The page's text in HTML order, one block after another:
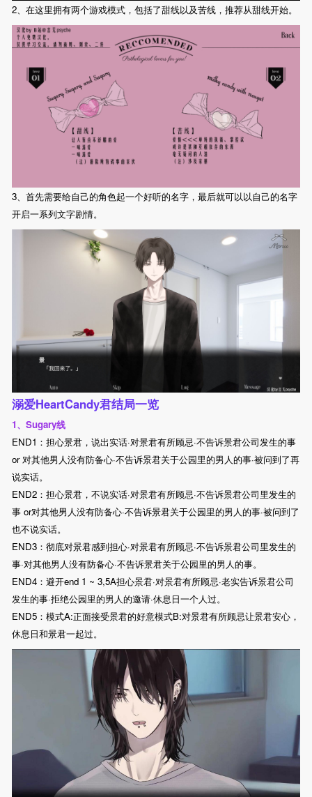
2、在这里拥有两个游戏模式，包括了甜线以及苦线，推荐从甜线开始。
3、首先需要给自己的角色起一个好听的名字，最后就可以以自己的名字
开启一系列文字剧情。
溺爱HeartCandy君结局一览
1、Sugary线
END1：担心景君，说出实话·对景君有所顾忌·不告诉景君公司发生的事
or 对其他男人没有防备心·不告诉景君关于公园里的男人的事·被问到了再
说实话。
END2：担心景君，不说实话·对景君有所顾忌·不告诉景君公司里发生的
事 or对其他男人没有防备心·不告诉景君关于公园里的男人的事·被问到了
也不说实话。
END3：彻底对景君感到担心·对景君有所顾忌·不告诉景君公司里发生的
事·对其他男人没有防备心·不告诉景君关于公园里的男人的事。
END4：避开end 1 ~ 3,5A担心景君·对景君有所顾忌·老实告诉景君公司
发生的事·拒绝公园里的男人的邀请·休息日一个人过。
END5：模式A:正面接受景君的好意模式B:对景君有所顾忌让景君安心，
休息日和景君一起过。